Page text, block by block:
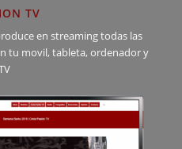
TV
en streaming todas las
tu movil, tableta, ordenador y